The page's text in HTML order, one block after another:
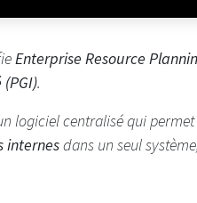
Enterprise Resource
.
logiciel centralisé qui
internesdans un seul